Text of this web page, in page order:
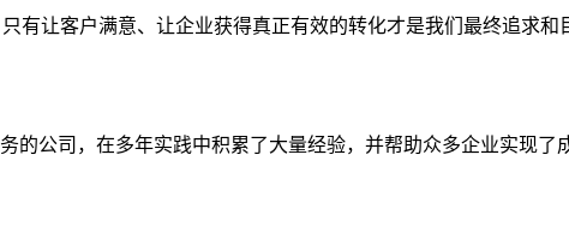
有让客户满意、让企业获得真正有效的转化才是我们最终追求和
的公司，在多年实践中积累了大量经验，并帮助众多企业实现